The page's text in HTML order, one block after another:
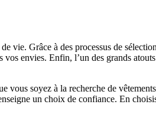
vie. Grâce à des processus de
envies. Enfin, l’un des grands
vous soyez à la recherche de
un choix de confiance. En